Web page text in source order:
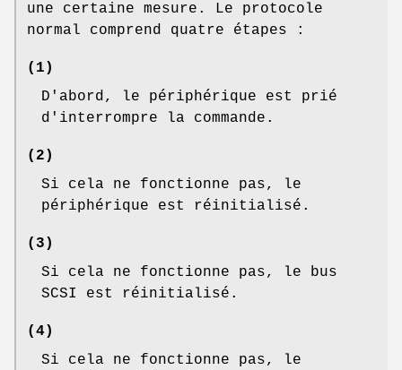
une certaine mesure. Le protocole
normal comprend quatre étapes :
(1)
D'abord, le périphérique est prié
d'interrompre la commande.
(2)
Si cela ne fonctionne pas, le
périphérique est réinitialisé.
(3)
Si cela ne fonctionne pas, le bus
SCSI est réinitialisé.
(4)
Si cela ne fonctionne pas, le